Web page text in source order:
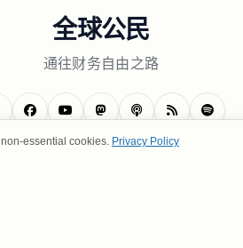
全球公民
通往财务自由之路
essential cookies. Privacy Policy